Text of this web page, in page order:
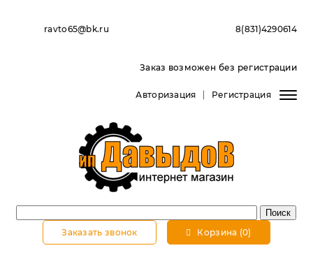
ravto65@bk.ru 8(831)4290614
Заказ возможен без регистрации
Авторизация Регистрация
Заказать звонок Корзина (0)